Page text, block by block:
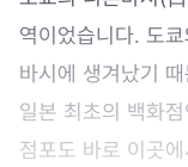
역이었습니다. 도
바시에 생겨났기
일본 최초의 백화
점포도 바로 이곳